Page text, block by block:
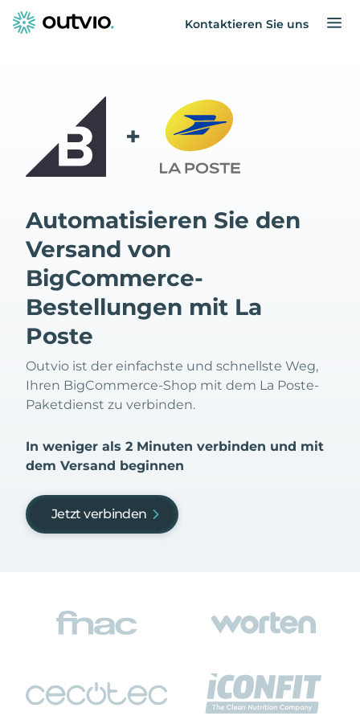
Kontaktieren Sie uns
+
Automatisieren Sie den
Versand von
BigCommerce-
Bestellungen mit La
Poste
Outvio ist der einfachste und schnellste Weg,
Ihren BigCommerce-Shop mit dem La Poste-
Paketdienst zu verbinden.
In weniger als 2 Minuten verbinden und mit
dem Versand beginnen
Jetzt verbinden